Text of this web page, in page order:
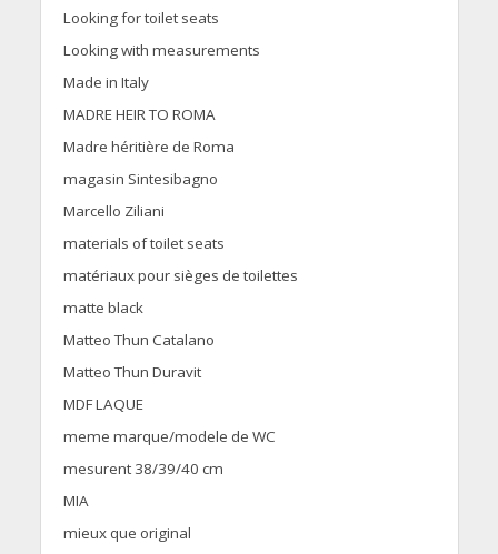
Looking for toilet seats
Looking with measurements
Made in Italy
MADRE HEIR TO ROMA
Madre héritière de Roma
magasin Sintesibagno
Marcello Ziliani
materials of toilet seats
matériaux pour sièges de toilettes
matte black
Matteo Thun Catalano
Matteo Thun Duravit
MDF LAQUE
meme marque/modele de WC
mesurent 38/39/40 cm
MIA
mieux que original